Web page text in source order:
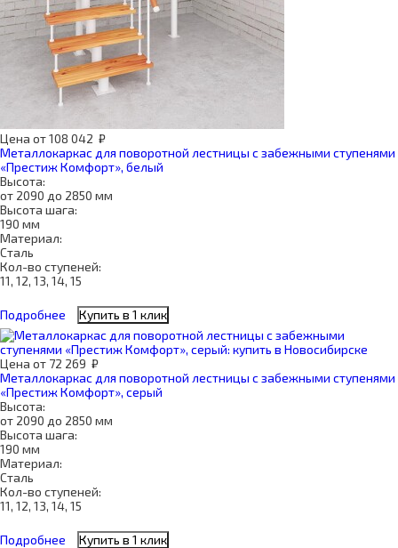
Цена от108 042 ₽
Металлокаркас для поворотной лестницы с забежными ступенями
«Престиж Комфорт», белый
Высота:
от 2090 до 2850 мм
Высота шага:
190 мм
Материал:
Сталь
Кол-во ступеней:
11, 12, 13, 14, 15
Подробнее Купить в 1 клик
Цена от 72 269 ₽
Металлокаркас для поворотной лестницы с забежными ступенями
«Престиж Комфорт», серый
Высота:
от 2090 до 2850 мм
Высота шага:
190 мм
Материал:
Сталь
Кол-во ступеней:
11, 12, 13, 14, 15
Подробнее Купить в 1 клик